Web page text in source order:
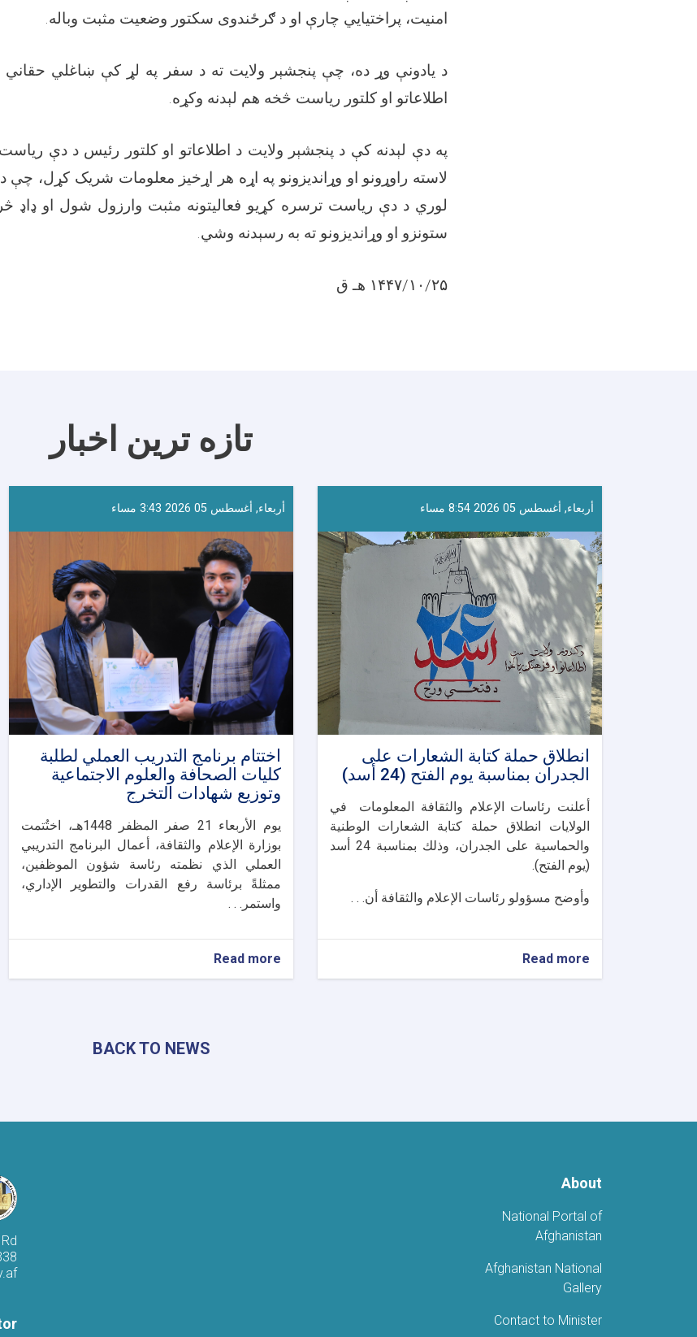
امنیت، پراختیایي چارې او د ګرځندوی سکتور وضعیت مثبت وباله.
د یادونې وړ ده، چې پنجشېر ولایت ته د سفر په لړ کې ښاغلي
اطلاعاتو او کلتور ریاست څخه هم لېدنه وکړه.
په دې لېدنه کې د پنجشېر ولایت د اطلاعاتو او کلتور رئیس د دې ریاست
لاسته راوړونو او وړاندیزونو په اړه هر اړخیز معلومات شریک کړل،
لوري د دې ریاست ترسره کړیو فعالیتونه مثبت وارزول شول او ډاډ
ستونزو او وړاندیزونو ته به رسېدنه وشي.
۱۴۴۷/۱۰/۲۵ هـ ق
تازه ترین اخبار
أربعاء, أغسطس 05 2026 8:54 مساء
انطلاق حملة كتابة الشعارات على
الجدران بمناسبة يوم الفتح (24 أسد)
أعلنت رئاسات الإعلام والثقافة المعلومات في
الولايات انطلاق حملة كتابة الشعارات الوطنية
والحماسية على الجدران، وذلك بمناسبة 24 أسد
(يوم الفتح).
وأوضح مسؤولو رئاسات الإعلام والثقافة أن. . .
Read more
انطلاق
(24
أربعاء, أغسطس 05 2026 3:43 مساء
اختتام برنامج التدريب العملي لطلبة
كليات الصحافة والعلوم الاجتماعية
وتوزيع شهادات التخرج
يوم الأربعاء 21 صفر المظفر 1448هـ، اختُتمت
بوزارة الإعلام والثقافة، أعمال البرنامج التدريبي
العملي الذي نظمته رئاسة شؤون الموظفين،
ممثلةً برئاسة رفع القدرات والتطوير الإداري،
واستمر. . .
Read more
اختتام
لطلبة
كليات
وتوزيع
BACK TO NEWS
About
National Portal of
Afghanistan
Afghanistan National
Gallery
Contact to Minister